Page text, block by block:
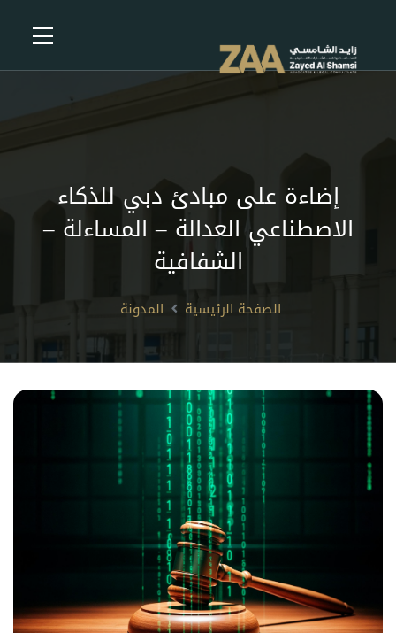
إضاءة على مبادئ دبي للذكاء
الاصطناعي العدالة – المساءلة –
الشفافية
الصفحة الرئيسية المدونة